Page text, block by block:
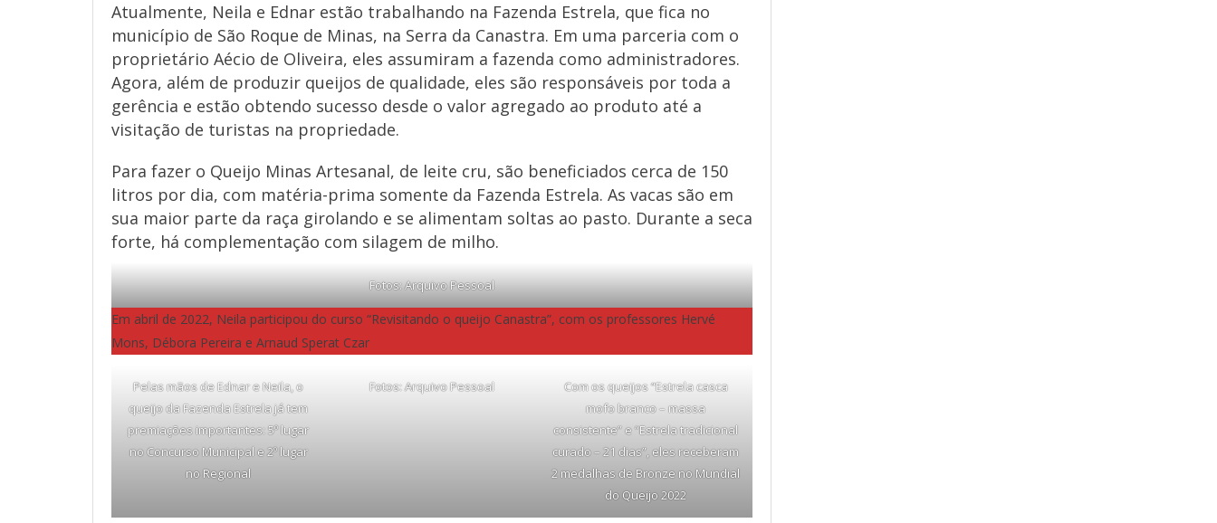
Atualmente, Neila e Ednar estão trabalhando na Fazenda Estrela, que fica no
município de São Roque de Minas, na Serra da Canastra. Em uma parceria com o
proprietário Aécio de Oliveira, eles assumiram a fazenda como administradores.
Agora, além de produzir queijos de qualidade, eles são responsáveis por toda a
gerência e estão obtendo sucesso desde o valor agregado ao produto até a
visitação de turistas na propriedade.
Para fazer o Queijo Minas Artesanal, de leite cru, são beneficiados cerca de 150
litros por dia, com matéria-prima somente da Fazenda Estrela. As vacas são em
sua maior parte da raça girolando e se alimentam soltas ao pasto. Durante a seca
forte, há complementação com silagem de milho.
Fotos: Arquivo Pessoal
Em abril de 2022, Neila participou do curso “Revisitando o queijo Canastra”, com os professores Hervé
Mons, Débora Pereira e Arnaud Sperat Czar
Pelas mãos de Ednar e Neila, o
queijo da Fazenda Estrela já tem
premiações importantes: 5º lugar
no Concurso Municipal e 2º lugar
no Regional
Fotos: Arquivo Pessoal
Com os queijos “Estrela casca
mofo branco – massa
consistente” e “Estrela tradicional
curado – 21 dias”, eles receberam
2 medalhas de Bronze no Mundial
do Queijo 2022